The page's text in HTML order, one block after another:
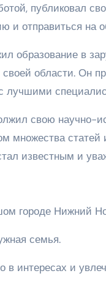
публиковал
и отправиться на
образование в
области. Он
лучшими
свою научно-
множества
известным и
городе Нижний
семья.
в интересах и